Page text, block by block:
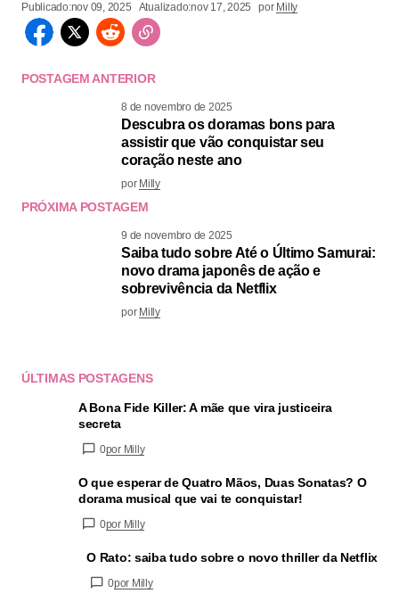
Publicado:nov 09, 2025 Atualizado:nov 17, 2025 por Milly
POSTAGEM ANTERIOR
8 de novembro de 2025
Descubra os doramas bons para
assistir que vão conquistar seu
coração neste ano
por Milly
PRÓXIMA POSTAGEM
9 de novembro de 2025
Saiba tudo sobre Até o Último Samurai:
novo drama japonês de ação e
sobrevivência da Netflix
por Milly
ÚLTIMAS POSTAGENS
A Bona Fide Killer: A mãe que vira justiceira
secreta
0por Milly
O que esperar de Quatro Mãos, Duas Sonatas? O
dorama musical que vai te conquistar!
0por Milly
O Rato: saiba tudo sobre o novo thriller da Netflix
0por Milly